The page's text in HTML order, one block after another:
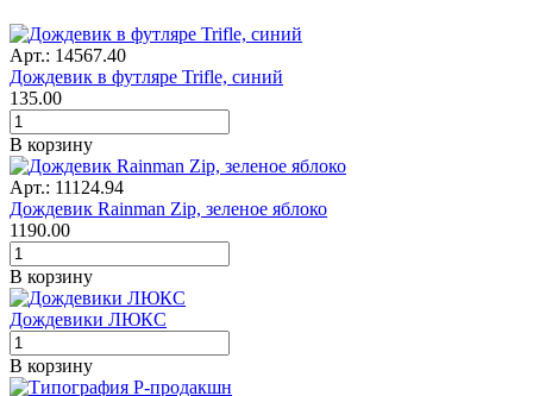
Арт.: 14567.40
Дождевик в футляре Trifle, синий
135.00
В корзину
Арт.: 11124.94
Дождевик Rainman Zip, зеленое яблоко
1190.00
В корзину
Дождевики ЛЮКС
В корзину